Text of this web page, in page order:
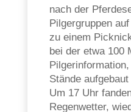
nach der
Pilgergruppen
zu einem
bei der etwa 100
Stände
Um 17 Uhr
Regenwetter,